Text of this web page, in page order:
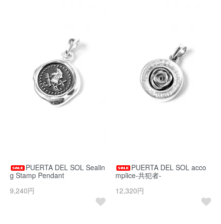
PUERTA DEL SOL Sealin
g Stamp Pendant
9,240円
PUERTA DEL SOL acco
mplice-共犯者-
12,320円